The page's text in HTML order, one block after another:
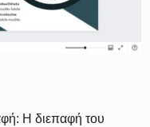
Η διεπαφή του